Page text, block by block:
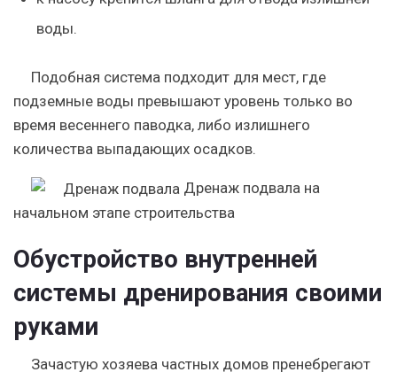
воды.
Подобная система подходит для мест, где
подземные воды превышают уровень только во
время весеннего паводка, либо излишнего
количества выпадающих осадков.
Дренаж подвала на
начальном этапе строительства
Обустройство внутренней
системы дренирования своими
руками
Зачастую хозяева частных домов пренебрегают